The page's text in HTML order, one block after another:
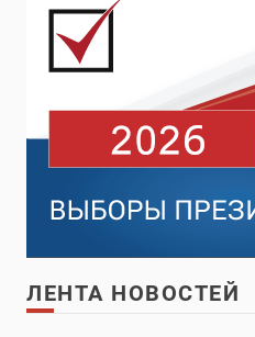
ЛЕНТА НОВОСТЕЙ